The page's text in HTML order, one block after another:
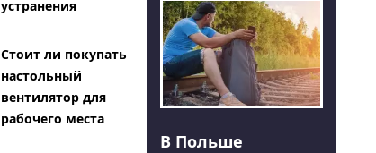
устранения
Стоит ли покупать
настольный
вентилятор для
рабочего места
В Польше